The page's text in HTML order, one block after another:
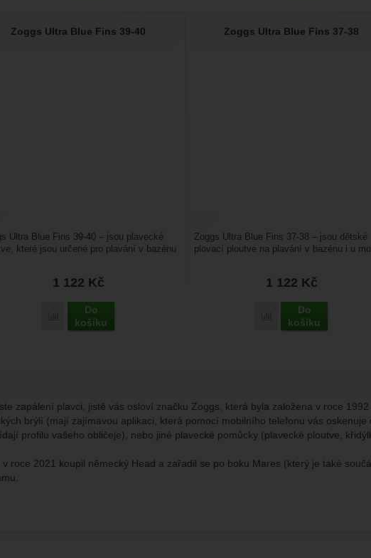
Zoggs Ultra Blue Fins 39-40
1 122 Kč
Přidat 'Zoggs Ultra Blue Fins 39-40' k porovnání
Do
košíku
Ultra Blue Fins 39-40 – jsou plavecké
které jsou určené pro plavání v bazénu
Zoggs Ultra Blue Fins 37-38
1 122 Kč
Přidat 'Zoggs Ultra
Do
košíku
Zoggs Ultra Blue Fins 37-38 – jsou dětské
plovací ploutve na plavání v bazénu i u
zapálení plavci, jistě vás osloví značku Zoggs, která byla založena v roce
brýlí (mají zajímavou aplikaci, která pomocí mobilního telefonu vás
profilu vašeho obličeje), nebo jiné plavecké pomůcky (plavecké ploutve,
v roce 2021 koupil německý Head a zařadil se po boku Mares (který je také